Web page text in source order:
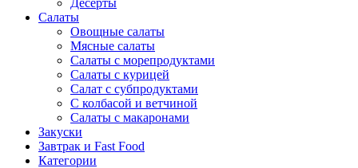
Десерты
Салаты
Овощные салаты
Мясные салаты
Салаты с морепродуктами
Салаты с курицей
Салат с субпродуктами
С колбасой и ветчиной
Салаты с макаронами
Закуски
Завтрак и Fast Food
Категории